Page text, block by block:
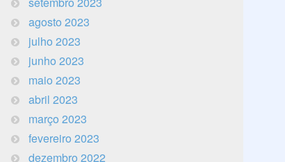
agosto 2023
julho 2023
junho 2023
maio 2023
abril 2023
março 2023
fevereiro 2023
dezembro 2022